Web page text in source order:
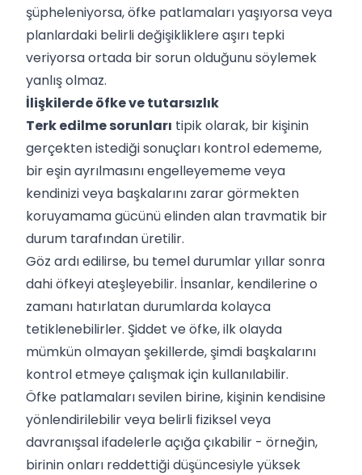
şüpheleniyorsa, öfke patlamaları yaşıyorsa veya
planlardaki belirli değişikliklere aşırı tepki
veriyorsa ortada bir sorun olduğunu söylemek
yanlış olmaz.
İlişkilerde öfke ve tutarsızlık
Terk edilme sorunları tipik olarak, bir kişinin
gerçekten istediği sonuçları kontrol edememe,
bir eşin ayrılmasını engelleyememe veya
kendinizi veya başkalarını zarar görmekten
koruyamama gücünü elinden alan travmatik bir
durum tarafından üretilir.
Göz ardı edilirse, bu temel durumlar yıllar sonra
dahi öfkeyi ateşleyebilir. İnsanlar, kendilerine o
zamanı hatırlatan durumlarda kolayca
tetiklenebilirler. Şiddet ve öfke, ilk olayda
mümkün olmayan şekillerde, şimdi başkalarını
kontrol etmeye çalışmak için kullanılabilir.
Öfke patlamaları sevilen birine, kişinin kendisine
yönlendirilebilir veya belirli fiziksel veya
davranışsal ifadelerle açığa çıkabilir - örneğin,
birinin onları reddettiği düşüncesiyle yüksek